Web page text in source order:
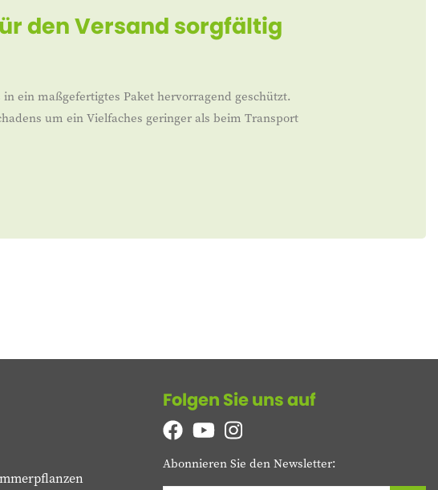
den Versand sorgfältig
ein maßgefertigtes Paket hervorragend geschützt.
um ein Vielfaches geringer als beim Transport
Folgen Sie uns auf
Abonnieren Sie den Newsletter: